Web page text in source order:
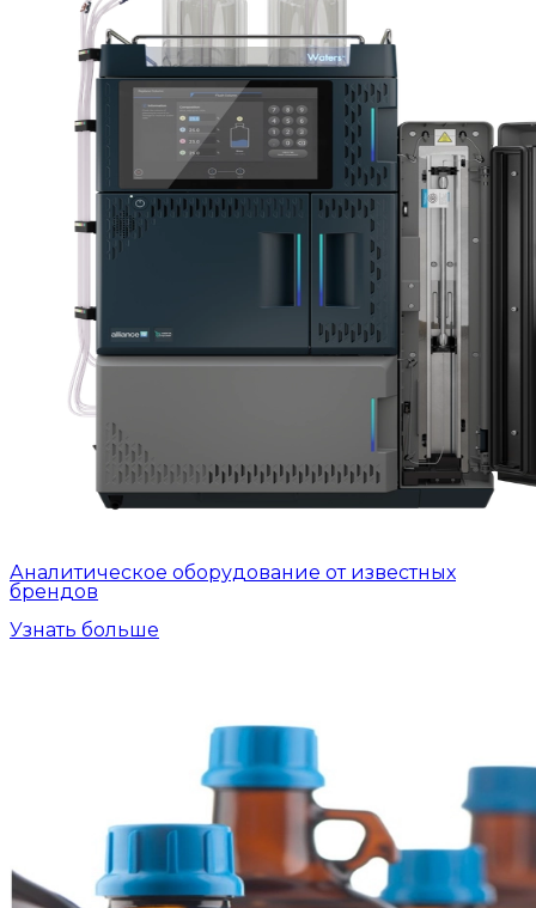
Аналитическое оборудование от известных
брендов
Узнать больше